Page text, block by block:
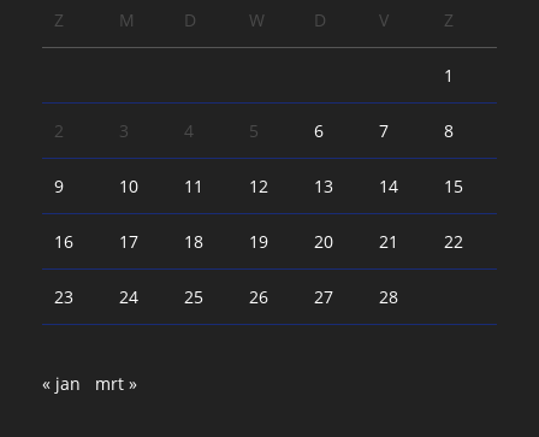
Z
M D W D V Z
1
2 3 4 5 6 7 8
9 10 11 12 13 14 15
16 17 18 19 20 21 22
23 24 25 26 27 28
« jan mrt »